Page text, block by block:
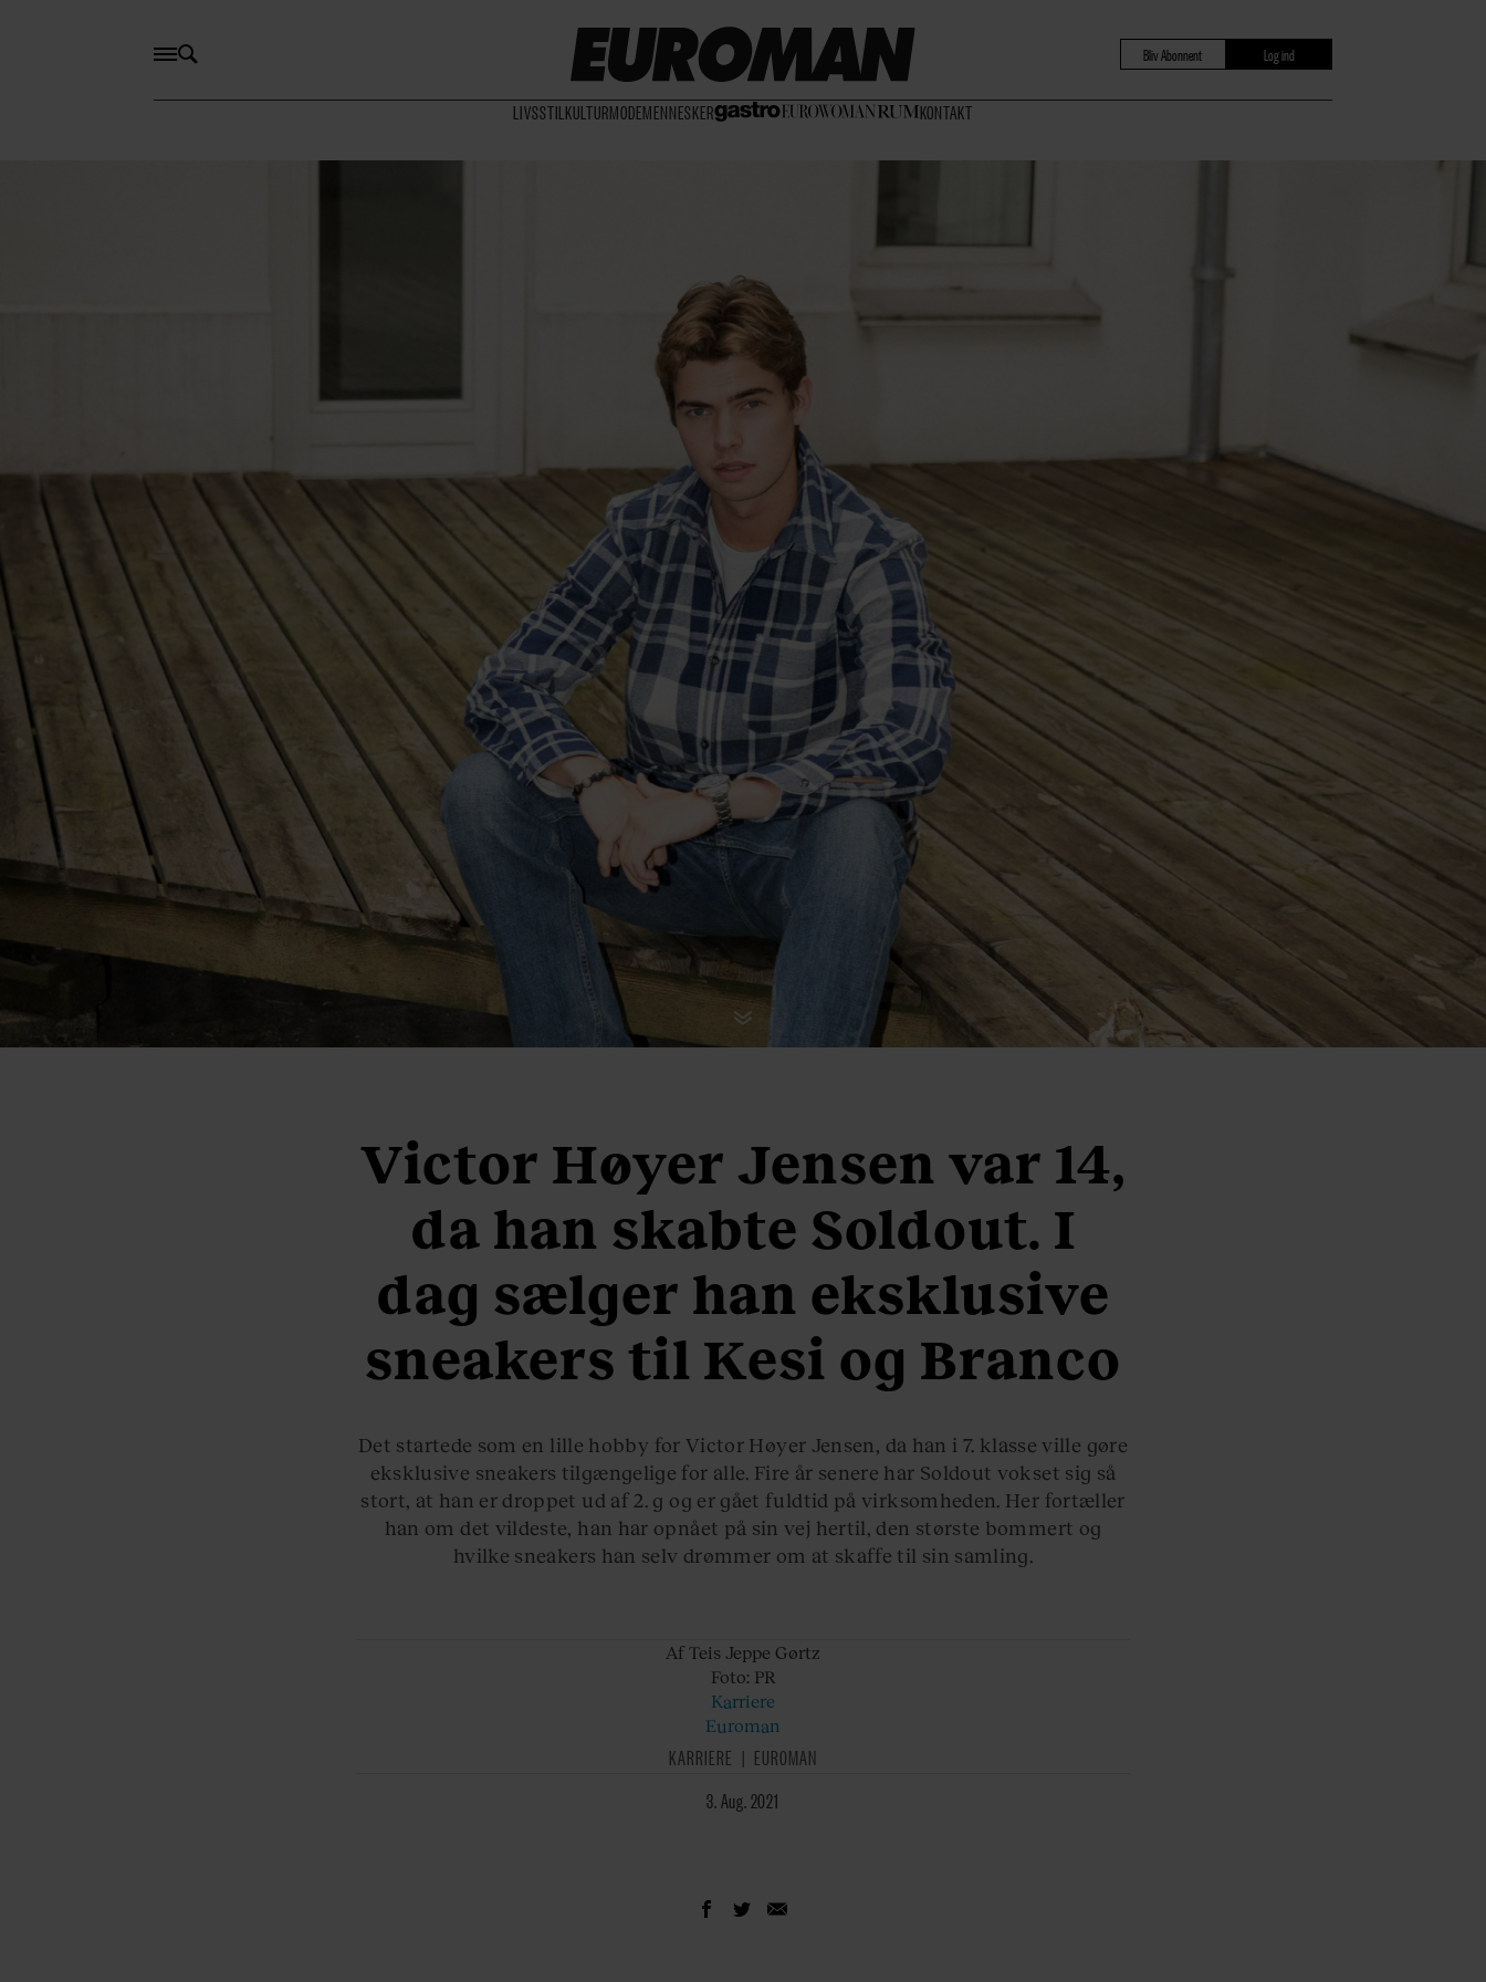
LIVSSTIL KULTURMODEMENNESKER KONTAKT
Bliv Abonnent Log ind
Victor Høyer Jensen var 14,
da han skabte Soldout. I
dag sælger han eksklusive
sneakers til Kesi og Branco
Det startede som en lille hobby for Victor Høyer Jensen, da han i 7. klasse ville gøre
eksklusive sneakers tilgængelige for alle. Fire år senere har Soldout vokset sig så
stort, at han er droppet ud af 2. g og er gået fuldtid på virksomheden. Her fortæller
han om det vildeste, han har opnået på sin vej hertil, den største bommert og
hvilke sneakers han selv drømmer om at skaffe til sin samling.
Af Teis Jeppe Gørtz
Foto: PR
Karriere
Euroman
KARRIERE
EUROMAN
3. Aug. 2021